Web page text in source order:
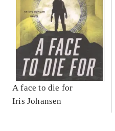
A face to die for
Iris Johansen